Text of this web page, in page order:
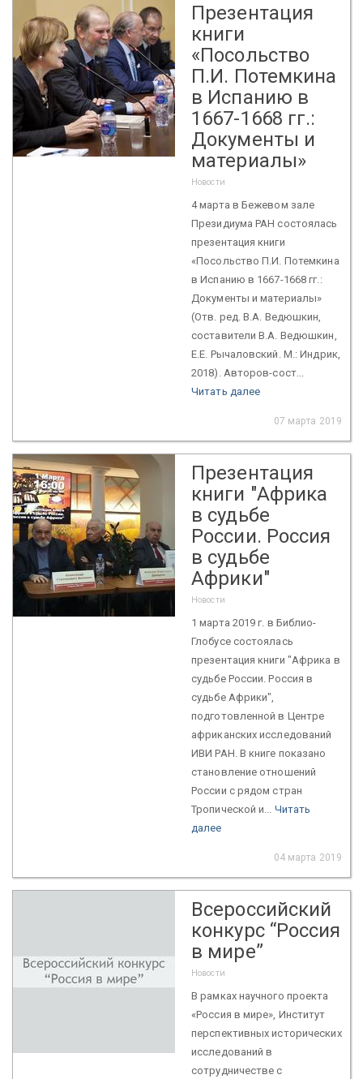
Презентация
книги
«Посольство
П.И. Потемкина
в Испанию в
1667-1668 гг.:
Документы и
материалы»
Новости
4 марта в Бежевом зале
Президиума РАН состоялась
презентация книги
«Посольство П.И. Потемкина
в Испанию в 1667-1668 гг.:
Документы и материалы»
(Отв. ред. В.А. Ведюшкин,
составители В.А. Ведюшкин,
Е.Е. Рычаловский. М.: Индрик,
2018). Авторов-сост...
Читать далее
07 марта 2019
Презентация
книги "Африка
в судьбе
России. Россия
в судьбе
Африки"
Новости
1 марта 2019 г. в Библио-
Глобусе состоялась
презентация книги "Африка в
судьбе России. Россия в
судьбе Африки",
подготовленной в Центре
африканских исследований
ИВИ РАН. В книге показано
становление отношений
России с рядом стран
Тропической и... Читать
далее
04 марта 2019
Всероссийский
конкурс “Россия
в мире”
Новости
В рамках научного проекта
«Россия в мире», Институт
перспективных исторических
исследований в
сотрудничестве с